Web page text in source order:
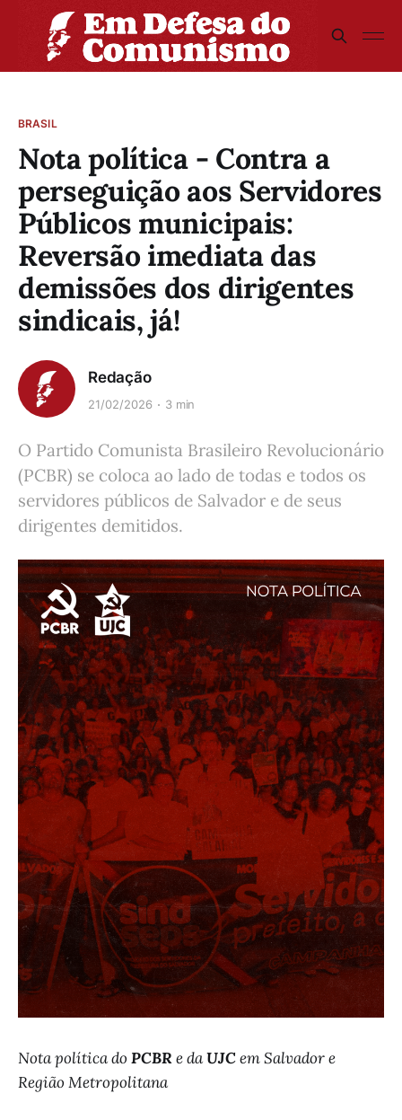
BRASIL
Nota política - Contra a
perseguição aos Servidores
Públicos municipais:
Reversão imediata das
demissões dos dirigentes
sindicais, já!
Redação
21/02/2026 3 min
O Partido Comunista Brasileiro Revolucionário
(PCBR) se coloca ao lado de todas e todos os
servidores públicos de Salvador e de seus
dirigentes demitidos.
Nota política do PCBRe daUJCem Salvador e
Região Metropolitana